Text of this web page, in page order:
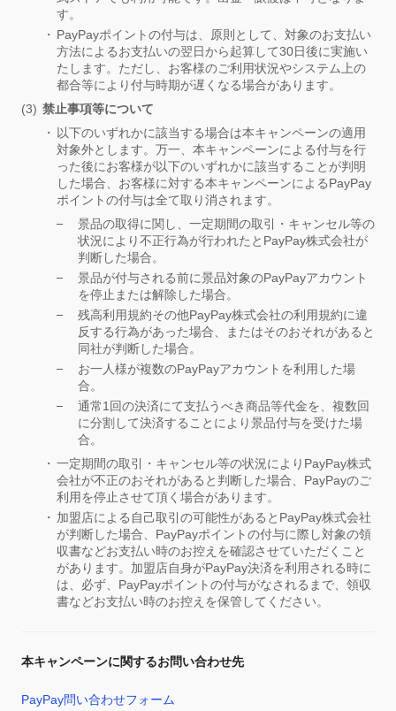
す。
PayPayポイントの付与は、原則として、対象のお支払い
方法によるお支払いの翌日から起算して30日後に実施い
たします。ただし、お客様のご利用状況やシステム上の
都合等により付与時期が遅くなる場合があります。
禁止事項等について
以下のいずれかに該当する場合は本キャンペーンの適用
対象外とします。万一、本キャンペーンによる付与を行
った後にお客様が以下のいずれかに該当することが判明
した場合、お客様に対する本キャンペーンによるPayPay
ポイントの付与は全て取り消されます。
景品の取得に関し、一定期間の取引・キャンセル等の
状況により不正行為が行われたとPayPay株式会社が
判断した場合。
景品が付与される前に景品対象のPayPayアカウント
を停止または解除した場合。
残高利用規約その他PayPay株式会社の利用規約に違
反する行為があった場合、またはそのおそれがあると
同社が判断した場合。
お一人様が複数のPayPayアカウントを利用した場
合。
通常1回の決済にて支払うべき商品等代金を、複数回
に分割して決済することにより景品付与を受けた場
合。
一定期間の取引・キャンセル等の状況によりPayPay株式
会社が不正のおそれがあると判断した場合、PayPayのご
利用を停止させて頂く場合があります。
加盟店による自己取引の可能性があるとPayPay株式会社
が判断した場合、PayPayポイントの付与に際し対象の領
収書などお支払い時のお控えを確認させていただくこと
があります。加盟店自身がPayPay決済を利用される時に
は、必ず、PayPayポイントの付与がなされるまで、領収
書などお支払い時のお控えを保管してください。
本キャンペーンに関するお問い合わせ先
PayPay問い合わせフォーム